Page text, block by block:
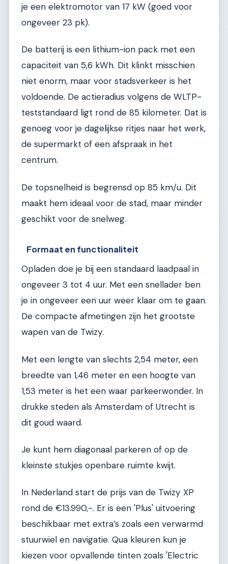
je een elektromotor van 17 kW (goed voor
ongeveer 23 pk).
De batterij is een lithium-ion pack met een
capaciteit van 5,6 kWh. Dit klinkt misschien
niet enorm, maar voor stadsverkeer is het
voldoende. De actieradius volgens de WLTP-
teststandaard ligt rond de 85 kilometer. Dat is
genoeg voor je dagelijkse ritjes naar het werk,
de supermarkt of een afspraak in het
centrum.
De topsnelheid is begrensd op 85 km/u. Dit
maakt hem ideaal voor de stad, maar minder
geschikt voor de snelweg.
Formaat en functionaliteit
Opladen doe je bij een standaard laadpaal in
ongeveer 3 tot 4 uur. Met een snellader ben
je in ongeveer een uur weer klaar om te gaan.
De compacte afmetingen zijn het grootste
wapen van de Twizy.
Met een lengte van slechts 2,54 meter, een
breedte van 1,46 meter en een hoogte van
1,53 meter is het een waar parkeerwonder. In
drukke steden als Amsterdam of Utrecht is
dit goud waard.
Je kunt hem diagonaal parkeren of op de
kleinste stukjes openbare ruimte kwijt.
In Nederland start de prijs van de Twizy XP
rond de €13.990,-. Er is een 'Plus' uitvoering
beschikbaar met extra’s zoals een verwarmd
stuurwiel en navigatie. Qua kleuren kun je
kiezen voor opvallende tinten zoals 'Electric